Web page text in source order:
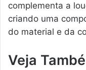
complementa a
criando uma
do material e da
Veja